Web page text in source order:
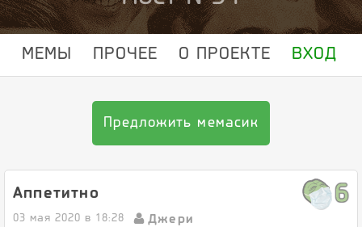
МЕМЫ ПРОЧЕЕ О ПРОЕКТЕ ВХОД
Предложить мемасик
Аппетитно 6
03 мая 2020 в 18:28 Джери